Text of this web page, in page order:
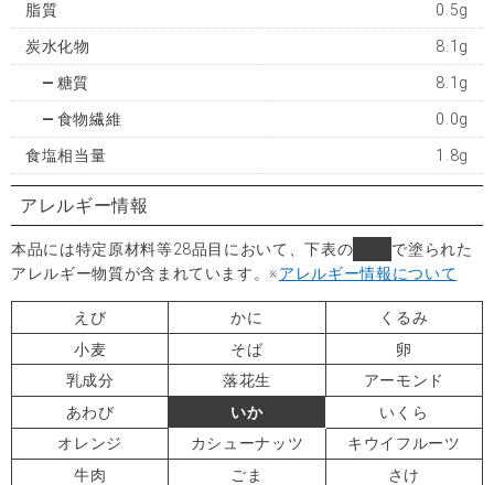
脂質 0.5g
炭水化物 8.1g
糖質 8.1g
食物繊維 0.0g
食塩相当量 1.8g
アレルギー情報
本品には特定原材料等28品目において、下表の
で塗られた
アレルギー物質が含まれています。※アレルギー情報について
えび かに
くるみ
小麦
そば
卵
乳成分
落花生
アーモンド
あわび
いか
いくら
オレンジ
カシューナッツ
キウイフルーツ
牛肉
ごま
さけ